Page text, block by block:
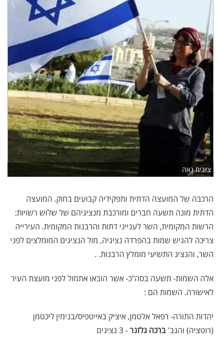
ציונית גאה
הרכבה של המועצה הדתית ותפקידיה קבועים בחוק. המועצה
הדתית מונה תשעה חברים ומורכבת מנציגיהם של שלוש רשויות:
הרשות המקומית, השר לענייני דתות והרבנות המקומית. העירייה
צריכה להגיש שמות בהפרדה נציגיה, מול הנציגים המומלצים לפני
השר, והנציג התשיעי מומלץ הרבנות. .
אלה השמות- תשעה בסה"כ- אשר הובאו אתמול לפני מועצת העיר
לאישורה. השמות הם :
יהדות התורה- רפאל אלטמן, איציק באייטפיס/בנימין ליכטמן
(רוטציה) והגב' ברכה גלזנר- 3 נציגים